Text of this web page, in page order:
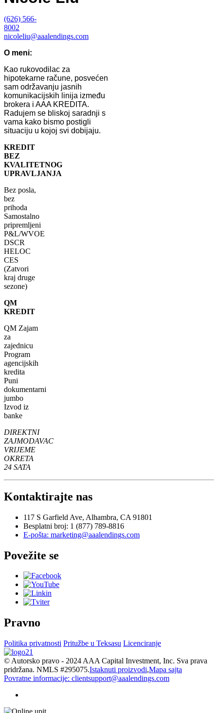
(626) 566-
8002
nicoleliu@aaalendings.com
O meni:
Kao rukovodilac za
hipotekarne račune, posvećen
sam održavanju jasnih
komunikacijskih linija između
brokera i AAA KREDITA.
Radujem se bliskoj saradnji s
vama kako bismo postigli
situaciju u kojoj svi dobijaju.
KREDIT
BEZ
KVALITETNOG
UPRAVLJANJA
Bez posla,
bez
prihoda
Samostalno
pripremljeni
P&L/WVOE
DSCR
HELOC
CES
(Zatvori
kraj druge
sezone)
QM
KREDIT
QM Zajam
za
zajednicu
Program
agencijskih
kredita
Puni
dokumentarni
jumbo
Izvod iz
banke
DIREKTNI
ZAJMODAVAC
VRIJEME
OKRETA
24 SATA
Kontaktirajte nas
117 S Garfield Ave, Alhambra, CA 91801
Besplatni broj: 1 (877) 789-8816
E-pošta: marketing@aaalendings.com
Povežite se
Pravno
Politika privatnosti Pritužbe u Teksasu Licenciranje
© Autorsko pravo - 2024 AAA Capital Investment, Inc. Sva prava
pridržana. NMLS #295075.Istaknuti proizvodi,Mapa sajta
Povratne informacije: clientsupport@aaalendings.com